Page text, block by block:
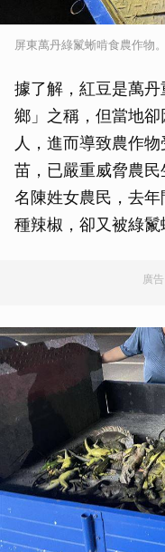
屏東萬丹綠鬣蜥啃食農作物
據了解，紅豆是萬
鄉」之稱，但當地
人，進而導致農作
苗，已嚴重威脅農
名陳姓女農民，去
種辣椒，卻又被綠鬣
廣